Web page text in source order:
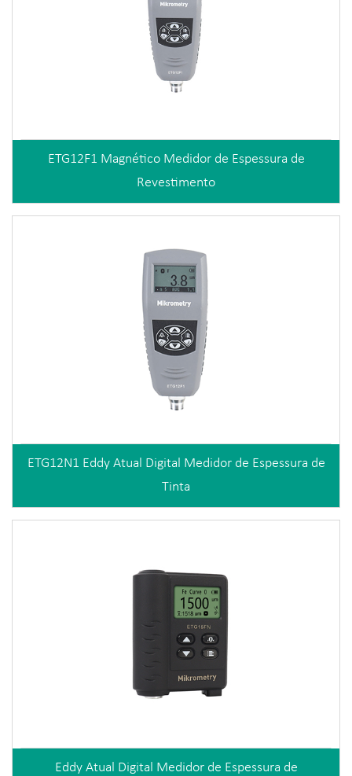
ETG12F1 Magnético Medidor de Espessura de
Revestimento
ETG12N1 Eddy Atual Digital Medidor de Espessura de
Tinta
Eddy Atual Digital Medidor de Espessura de